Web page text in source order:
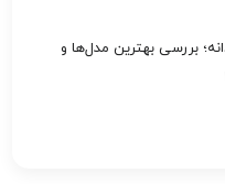
بررسی بهترین مدل‌ها و